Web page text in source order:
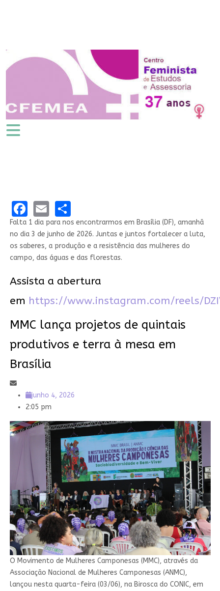
Facebook
EmailShare
Falta 1 dia para nos encontrarmos em Brasília (DF), amanhã
no dia 3 de junho de 2026. Juntas e juntos fortalecer a luta,
os saberes, a produção e a resistência das mulheres do
campo, das águas e das florestas.
Assista a abertura
em https://www.instagram.com/reels/
MMC lança projetos de quintais
produtivos e terra à mesa em
Brasília
junho 4, 2026
2:05 pm
O Movimento de Mulheres Camponesas (MMC), através da
Associação Nacional de Mulheres Camponesas (ANMC),
lançou nesta quarta-feira (03/06), na Birosca do CONIC, em